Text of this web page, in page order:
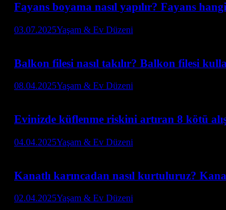
Fayans boyama nasıl yapılır? Fayans
03.07.2025Yaşam & Ev Düzeni
Balkon filesi nasıl takılır? Balkon filesi
08.04.2025Yaşam & Ev Düzeni
Evinizde küflenme riskini artıran 8 kötü
04.04.2025Yaşam & Ev Düzeni
Kanatlı karıncadan nasıl kurtuluruz?
02.04.2025Yaşam & Ev Düzeni